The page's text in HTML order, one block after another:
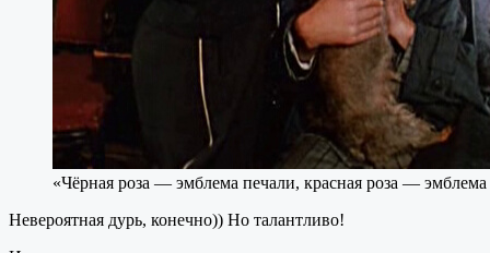
«Чёрная роза — эмблема печали, красная роза —
Невероятная дурь, конечно)) Но талантливо!